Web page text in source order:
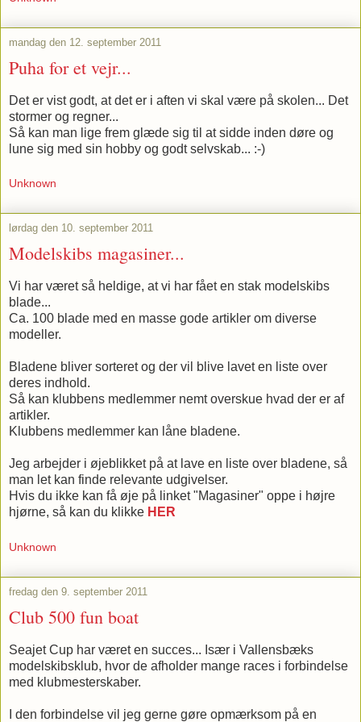
mandag den 12. september 2011
Puha for et vejr...
Det er vist godt, at det er i aften vi skal være på skolen... Det
stormer og regner...
Så kan man lige frem glæde sig til at sidde inden døre og
lune sig med sin hobby og godt selvskab... :-)
Unknown
lørdag den 10. september 2011
Modelskibs magasiner...
Vi har været så heldige, at vi har fået en stak modelskibs
blade...
Ca. 100 blade med en masse gode artikler om diverse
modeller.
Bladene bliver sorteret og der vil blive lavet en liste over
deres indhold.
Så kan klubbens medlemmer nemt overskue hvad der er af
artikler.
Klubbens medlemmer kan låne bladene.
Jeg arbejder i øjeblikket på at lave en liste over bladene, så
man let kan finde relevante udgivelser.
Hvis du ikke kan få øje på linket "Magasiner" oppe i højre
hjørne, så kan du klikke HER
Unknown
fredag den 9. september 2011
Club 500 fun boat
Seajet Cup har været en succes... Især i Vallensbæks
modelskibsklub, hvor de afholder mange races i forbindelse
med klubmesterskaber.
I den forbindelse vil jeg gerne gøre opmærksom på en